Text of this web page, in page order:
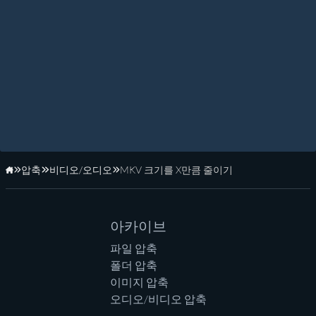
홈페이지
압축 비디오/오디오 MKV 크기를 X만큼 줄이기
아카이브
파일 압축
폴더 압축
이미지 압축
오디오/비디오 압축